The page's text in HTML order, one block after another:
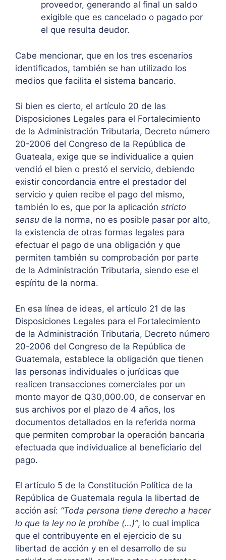
proveedor, generando al final un saldo
exigible que es cancelado o pagado por
el que resulta deudor.
Cabe mencionar, que en los tres escenarios
identificados, también se han utilizado los
medios que facilita el sistema bancario.
Si bien es cierto, el artículo 20 de las
Disposiciones Legales para el Fortalecimiento
de la Administración Tributaria, Decreto número
20-2006 del Congreso de la República de
Guateala, exige que se individualice a quien
vendió el bien o prestó el servicio, debiendo
existir concordancia entre el prestador del
servicio y quien recibe el pago del mismo,
también lo es, que por la aplicación stricto
sensu de la norma, no es posible pasar por alto,
la existencia de otras formas legales para
efectuar el pago de una obligación y que
permiten también su comprobación por parte
de la Administración Tributaria, siendo ese el
espíritu de la norma.
En esa línea de ideas, el artículo 21 de las
Disposiciones Legales para el Fortalecimiento
de la Administración Tributaria, Decreto número
20-2006 del Congreso de la República de
Guatemala, establece la obligación que tienen
las personas individuales o jurídicas que
realicen transacciones comerciales por un
monto mayor de Q30,000.00, de conservar en
sus archivos por el plazo de 4 años, los
documentos detallados en la referida norma
que permiten comprobar la operación bancaria
efectuada que individualice al beneficiario del
pago.
El artículo 5 de la Constitución Política de la
República de Guatemala regula la libertad de
acción así: “Toda persona tiene derecho a hacer
lo que la ley no le prohíbe (…)”, lo cual implica
que el contribuyente en el ejercicio de su
libertad de acción y en el desarrollo de su